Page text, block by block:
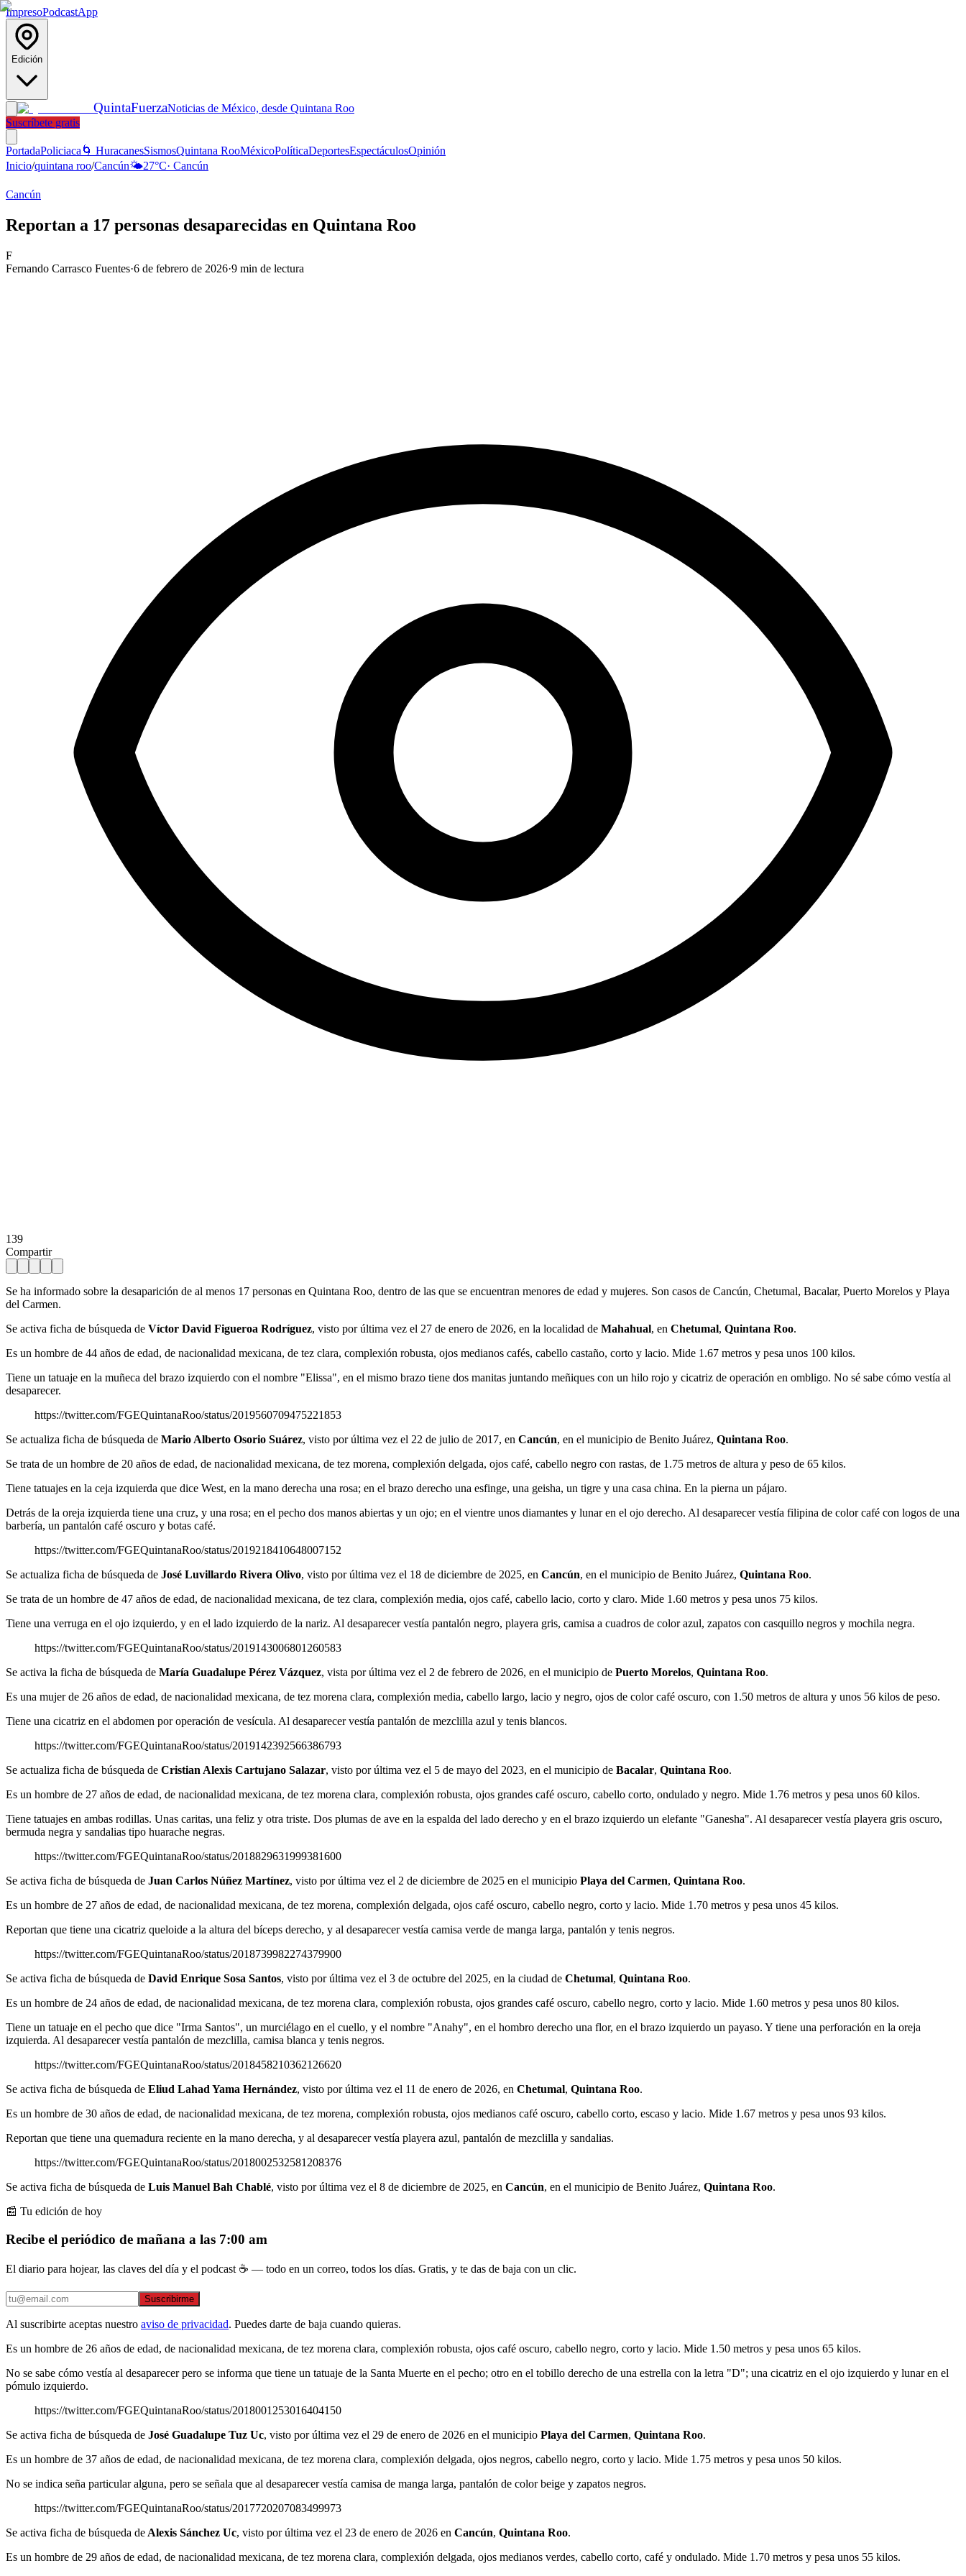
ImpresoPodcastApp
Edición
QuintaFuerzaNoticias de México, desde Quintana Roo
Suscríbete gratis
PortadaPoliciaca 🌀 HuracanesSismosQuintana RooMéxicoPolíticaDeportesEspectáculosOpinión
Inicio/quintana roo/Cancún🌤️27°C· Cancún
Cancún
Reportan a 17 personas desaparecidas en Quintana Roo
F
Fernando Carrasco Fuentes·6 de febrero de 2026·9 min de lectura
139
Compartir
Se ha informado sobre la desaparición de al menos 17 personas en Quintana Roo, dentro de las que se encuentran menores de edad y mujeres. Son casos de Cancún, Chetumal, Bacalar, Puerto Morelos y Playa
del Carmen.
Se activa ficha de búsqueda de Víctor David Figueroa Rodríguez, visto por última vez el 27 de enero de 2026, en la localidad de Mahahual, en Chetumal, Quintana Roo.
Es un hombre de 44 años de edad, de nacionalidad mexicana, de tez clara, complexión robusta, ojos medianos cafés, cabello castaño, corto y lacio. Mide 1.67 metros y pesa unos 100 kilos.
Tiene un tatuaje en la muñeca del brazo izquierdo con el nombre "Elissa", en el mismo brazo tiene dos manitas juntando meñiques con un hilo rojo y cicatriz de operación en ombligo. No sé sabe cómo vestía al
desaparecer.
https://twitter.com/FGEQuintanaRoo/status/2019560709475221853
Se actualiza ficha de búsqueda de Mario Alberto Osorio Suárez, visto por última vez el 22 de julio de 2017, en Cancún, en el municipio de Benito Juárez, Quintana Roo.
Se trata de un hombre de 20 años de edad, de nacionalidad mexicana, de tez morena, complexión delgada, ojos café, cabello negro con rastas, de 1.75 metros de altura y peso de 65 kilos.
Tiene tatuajes en la ceja izquierda que dice West, en la mano derecha una rosa; en el brazo derecho una esfinge, una geisha, un tigre y una casa china. En la pierna un pájaro.
Detrás de la oreja izquierda tiene una cruz, y una rosa; en el pecho dos manos abiertas y un ojo; en el vientre unos diamantes y lunar en el ojo derecho. Al desaparecer vestía filipina de color café con logos de una
barbería, un pantalón café oscuro y botas café.
https://twitter.com/FGEQuintanaRoo/status/2019218410648007152
Se actualiza ficha de búsqueda de José Luvillardo Rivera Olivo, visto por última vez el 18 de diciembre de 2025, en Cancún, en el municipio de Benito Juárez, Quintana Roo.
Se trata de un hombre de 47 años de edad, de nacionalidad mexicana, de tez clara, complexión media, ojos café, cabello lacio, corto y claro. Mide 1.60 metros y pesa unos 75 kilos.
Tiene una verruga en el ojo izquierdo, y en el lado izquierdo de la nariz. Al desaparecer vestía pantalón negro, playera gris, camisa a cuadros de color azul, zapatos con casquillo negros y mochila negra.
https://twitter.com/FGEQuintanaRoo/status/2019143006801260583
Se activa la ficha de búsqueda de María Guadalupe Pérez Vázquez, vista por última vez el 2 de febrero de 2026, en el municipio de Puerto Morelos, Quintana Roo.
Es una mujer de 26 años de edad, de nacionalidad mexicana, de tez morena clara, complexión media, cabello largo, lacio y negro, ojos de color café oscuro, con 1.50 metros de altura y unos 56 kilos de peso.
Tiene una cicatriz en el abdomen por operación de vesícula. Al desaparecer vestía pantalón de mezclilla azul y tenis blancos.
https://twitter.com/FGEQuintanaRoo/status/2019142392566386793
Se actualiza ficha de búsqueda de Cristian Alexis Cartujano Salazar, visto por última vez el 5 de mayo del 2023, en el municipio de Bacalar, Quintana Roo.
Es un hombre de 27 años de edad, de nacionalidad mexicana, de tez morena clara, complexión robusta, ojos grandes café oscuro, cabello corto, ondulado y negro. Mide 1.76 metros y pesa unos 60 kilos.
Tiene tatuajes en ambas rodillas. Unas caritas, una feliz y otra triste. Dos plumas de ave en la espalda del lado derecho y en el brazo izquierdo un elefante "Ganesha". Al desaparecer vestía playera gris oscuro,
bermuda negra y sandalias tipo huarache negras.
https://twitter.com/FGEQuintanaRoo/status/2018829631999381600
Se activa ficha de búsqueda de Juan Carlos Núñez Martínez, visto por última vez el 2 de diciembre de 2025 en el municipio Playa del Carmen, Quintana Roo.
Es un hombre de 27 años de edad, de nacionalidad mexicana, de tez morena, complexión delgada, ojos café oscuro, cabello negro, corto y lacio. Mide 1.70 metros y pesa unos 45 kilos.
Reportan que tiene una cicatriz queloide a la altura del bíceps derecho, y al desaparecer vestía camisa verde de manga larga, pantalón y tenis negros.
https://twitter.com/FGEQuintanaRoo/status/2018739982274379900
Se activa ficha de búsqueda de David Enrique Sosa Santos, visto por última vez el 3 de octubre del 2025, en la ciudad de Chetumal, Quintana Roo.
Es un hombre de 24 años de edad, de nacionalidad mexicana, de tez morena clara, complexión robusta, ojos grandes café oscuro, cabello negro, corto y lacio. Mide 1.60 metros y pesa unos 80 kilos.
Tiene un tatuaje en el pecho que dice "Irma Santos", un murciélago en el cuello, y el nombre "Anahy", en el hombro derecho una flor, en el brazo izquierdo un payaso. Y tiene una perforación en la oreja
izquierda. Al desaparecer vestía pantalón de mezclilla, camisa blanca y tenis negros.
https://twitter.com/FGEQuintanaRoo/status/2018458210362126620
Se activa ficha de búsqueda de Eliud Lahad Yama Hernández, visto por última vez el 11 de enero de 2026, en Chetumal, Quintana Roo.
Es un hombre de 30 años de edad, de nacionalidad mexicana, de tez morena, complexión robusta, ojos medianos café oscuro, cabello corto, escaso y lacio. Mide 1.67 metros y pesa unos 93 kilos.
Reportan que tiene una quemadura reciente en la mano derecha, y al desaparecer vestía playera azul, pantalón de mezclilla y sandalias.
https://twitter.com/FGEQuintanaRoo/status/2018002532581208376
Se activa ficha de búsqueda de Luis Manuel Bah Chablé, visto por última vez el 8 de diciembre de 2025, en Cancún, en el municipio de Benito Juárez, Quintana Roo.
📰 Tu edición de hoy
Recibe el periódico de mañana a las 7:00 am
El diario para hojear, las claves del día y el podcast ☕ — todo en un correo, todos los días. Gratis, y te das de baja con un clic.
Suscribirme
Al suscribirte aceptas nuestro aviso de privacidad. Puedes darte de baja cuando quieras.
Es un hombre de 26 años de edad, de nacionalidad mexicana, de tez morena clara, complexión robusta, ojos café oscuro, cabello negro, corto y lacio. Mide 1.50 metros y pesa unos 65 kilos.
No se sabe cómo vestía al desaparecer pero se informa que tiene un tatuaje de la Santa Muerte en el pecho; otro en el tobillo derecho de una estrella con la letra "D"; una cicatriz en el ojo izquierdo y lunar en el
pómulo izquierdo.
https://twitter.com/FGEQuintanaRoo/status/2018001253016404150
Se activa ficha de búsqueda de José Guadalupe Tuz Uc, visto por última vez el 29 de enero de 2026 en el municipio Playa del Carmen, Quintana Roo.
Es un hombre de 37 años de edad, de nacionalidad mexicana, de tez morena clara, complexión delgada, ojos negros, cabello negro, corto y lacio. Mide 1.75 metros y pesa unos 50 kilos.
No se indica seña particular alguna, pero se señala que al desaparecer vestía camisa de manga larga, pantalón de color beige y zapatos negros.
https://twitter.com/FGEQuintanaRoo/status/2017720207083499973
Se activa ficha de búsqueda de Alexis Sánchez Uc, visto por última vez el 23 de enero de 2026 en Cancún, Quintana Roo.
Es un hombre de 29 años de edad, de nacionalidad mexicana, de tez morena clara, complexión delgada, ojos medianos verdes, cabello corto, café y ondulado. Mide 1.70 metros y pesa unos 55 kilos.